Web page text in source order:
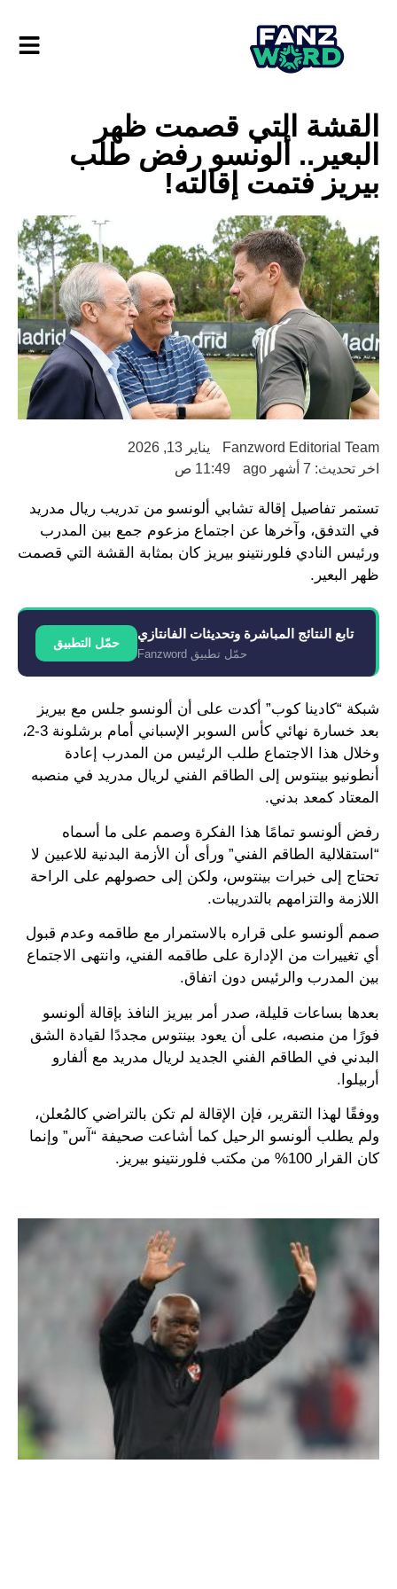
القشة التي قصمت ظهر
البعير.. ألونسو رفض طلب
بيريز فتمت إقالته!
Fanzword Editorial Team
يناير 13, 2026
اخر تحديث: 7 أشهر ago
11:49 ص
تستمر تفاصيل إقالة تشابي ألونسو من تدريب ريال مدريد
في التدفق، وآخرها عن اجتماع مزعوم جمع بين المدرب
ورئيس النادي فلورنتينو بيريز كان بمثابة القشة التي قصمت
ظهر البعير.
تابع النتائج المباشرة وتحديثات الفانتازي
حمّل تطبيق Fanzword
حمّل التطبيق
شبكة “كادينا كوب” أكدت على أن ألونسو جلس مع بيريز
بعد خسارة نهائي كأس السوبر الإسباني أمام برشلونة 3-2،
وخلال هذا الاجتماع طلب الرئيس من المدرب إعادة
أنطونيو بينتوس إلى الطاقم الفني لريال مدريد في منصبه
المعتاد كمعد بدني.
رفض ألونسو تمامًا هذا الفكرة وصمم على ما أسماه
“استقلالية الطاقم الفني” ورأى أن الأزمة البدنية للاعبين لا
تحتاج إلى خبرات بينتوس، ولكن إلى حصولهم على الراحة
اللازمة والتزامهم بالتدريبات.
صمم ألونسو على قراره بالاستمرار مع طاقمه وعدم قبول
أي تغييرات من الإدارة على طاقمه الفني، وانتهى الاجتماع
بين المدرب والرئيس دون اتفاق.
بعدها بساعات قليلة، صدر أمر بيريز النافذ بإقالة ألونسو
فورًا من منصبه، على أن يعود بينتوس مجددًا لقيادة الشق
البدني في الطاقم الفني الجديد لريال مدريد مع ألفارو
أربيلوا.
ووفقًا لهذا التقرير، فإن الإقالة لم تكن بالتراضي كالمُعلن،
ولم يطلب ألونسو الرحيل كما أشاعت صحيفة “آس” وإنما
كان القرار 100% من مكتب فلورنتينو بيريز.